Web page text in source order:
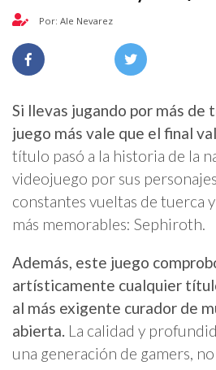
Por: Ale Nevarez
Si llevas jugando por más de
juego más vale que el final
título pasó a la historia de la
videojuego por sus
constantes vueltas de tuerca
más memorables: Sephiroth.
Además, este juego
artísticamente cualquier
al más exigente curador de
abierta. La calidad y
una generación de gamers,